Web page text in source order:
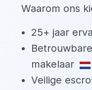
Waarom ons
25+ jaar
makelaar
Veilige